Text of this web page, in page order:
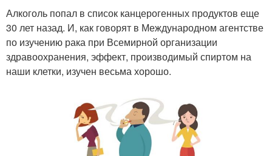
Алкоголь попал в список канцерогенных продуктов еще
30 лет назад. И, как говорят в Международном агентстве
по изучению рака при Всемирной организации
здравоохранения, эффект, производимый спиртом на
наши клетки, изучен весьма хорошо.